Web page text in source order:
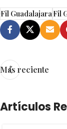
Fil GuadalajaraFil
Más reciente
Artículos